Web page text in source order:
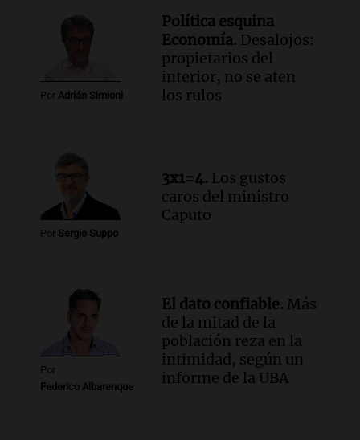
Una mañana para todos
Episodios
Altas Cumbres: rescataron a una
cabra que llevaba ocho días atrapada en
Audio.
Chile planteó mejorar la
conectividad fronteriza, aérea y digital
con Jujuy
Panorama Federal
Episodios
Por Adrián Simioni
Política esquina
Economía. Desalojos:
propietarios del
interior, no se aten
los rulos
Por Sergio Suppo
3x1=4. Los gustos
caros del ministro
Caputo
Por
Federico Albarenque
El dato confiable. Más
de la mitad de la
población reza en la
intimidad, según un
informe de la UBA